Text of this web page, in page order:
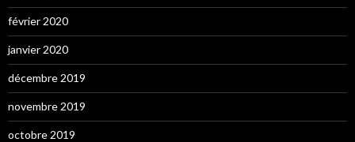
février 2020
janvier 2020
décembre 2019
novembre 2019
octobre 2019